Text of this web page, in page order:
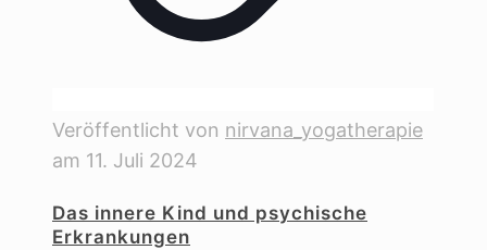
Veröffentlicht von nirvana_yogatherapie
am 11. Juli 2024
Das innere Kind und psychische
Erkrankungen